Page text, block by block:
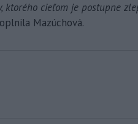
ktorého cieľom je postupne
Mazúchová.